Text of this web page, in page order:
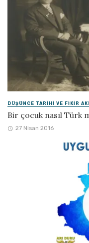
DÜŞÜNCE TARIHI VE FIKIR
Bir çocuk nasıl Türk
27 Nisan 2016